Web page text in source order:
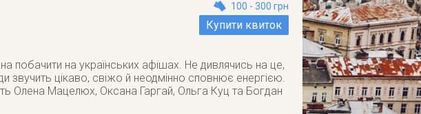
100 - 300 грн
Купити квиток
побачити на українських афішах. Не дивлячись на це,
звучить цікаво, свіжо й неодмінно сповнює енергією.
Олена Мацелюх, Оксана Гаргай, Ольга Куц та Богдан